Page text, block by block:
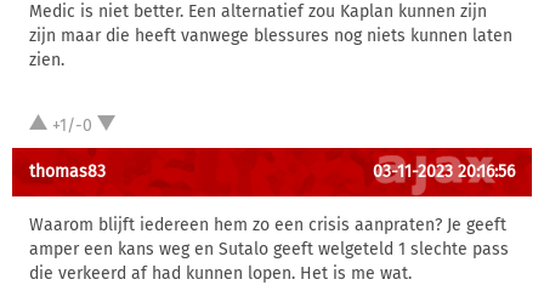
Medic is niet better. Een alternatief zou Kaplan kunnen zijn
zijn maar die heeft vanwege blessures nog niets kunnen laten
zien.
+1/-0
thomas83 03-11-2023 20:16:56
Waarom blijft iedereen hem zo een crisis aanpraten? Je geeft
amper een kans weg en Sutalo geeft welgeteld 1 slechte pass
die verkeerd af had kunnen lopen. Het is me wat.